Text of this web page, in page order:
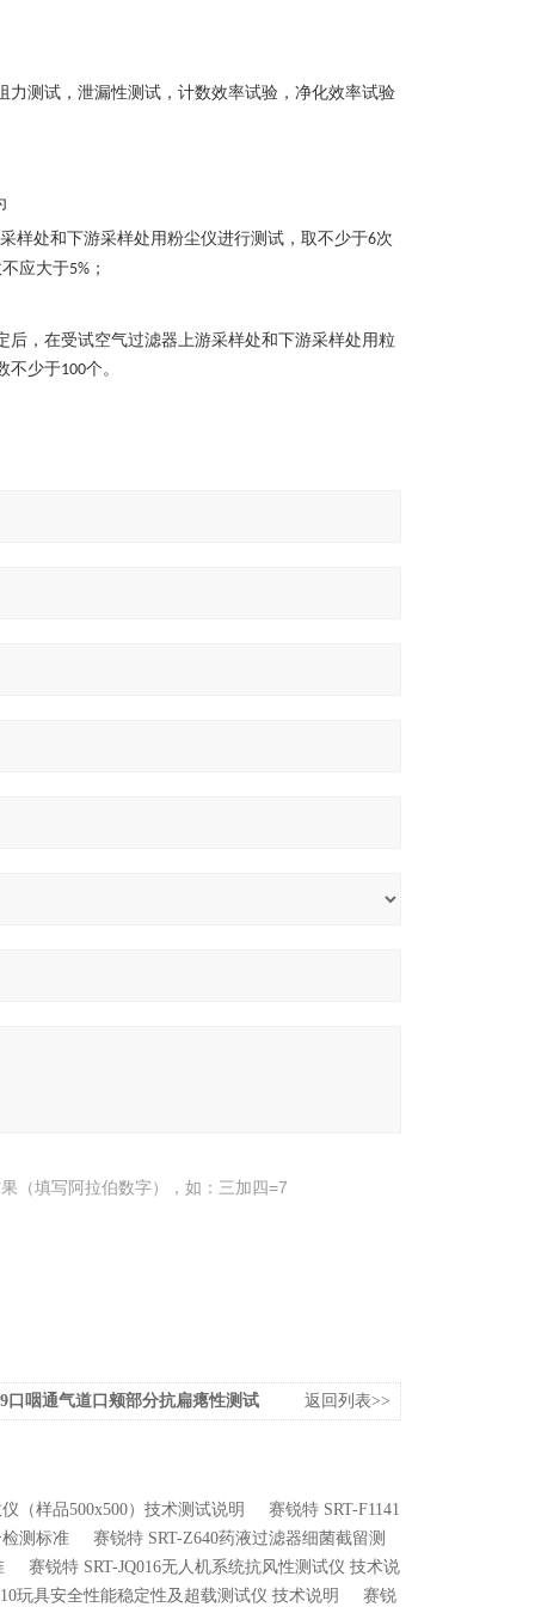
测试，泄漏性测试，计数效率试验，净化效率试验
样处和下游采样处用粉尘仪进行测试，取不少于6次
应大于5% ；
，在受试空气过滤器上游采样处和下游采样处用粒
不少于100个。
（填写阿拉伯数字），如：三加四=7
口咽通气道口颊部分抗扁瘪性测试 返回列表>>
（样品500x500）技术测试说明
赛锐特 SRT-F1141
测标准
赛锐特 SRT-Z640药液过滤器细菌截留测
赛锐特 SRT-JQ016无人机系统抗风性测试仪 技术说
玩具安全性能稳定性及超载测试仪 技术说明
赛锐